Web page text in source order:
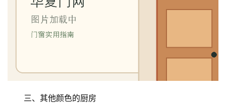
三、其他颜色的厨房